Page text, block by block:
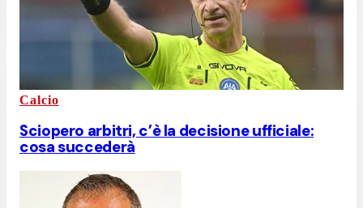
Calcio
Sciopero arbitri, c’è la decisione ufficiale:
cosa succederà